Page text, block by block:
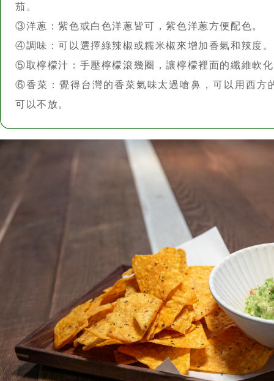
可以不放。
⎝酪梨醬+多利多滋=